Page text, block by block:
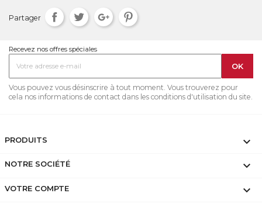
Partager
Recevez nos offres spéciales
Vous pouvez vous désinscrire à tout moment. Vous trouverez pour
cela nos informations de contact dans les conditions d'utilisation du site.
PRODUITS 
NOTRE SOCIÉTÉ 
VOTRE COMPTE 